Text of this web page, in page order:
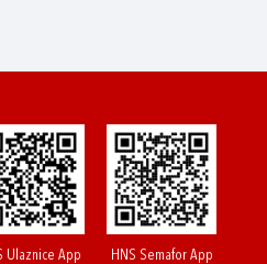
Ulaznice App HNS Semafor App